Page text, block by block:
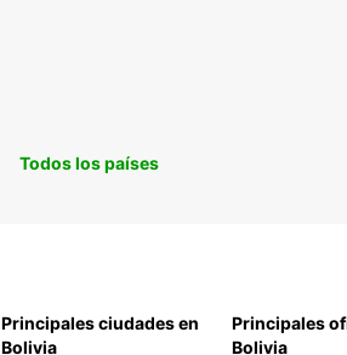
Todos los países
Principales ciudades en
Bolivia
Principales
Bolivia